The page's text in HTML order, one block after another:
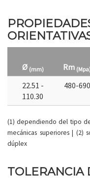
Ø (mm) Rm
22.51 -
110.30
480-690
(1) dependiendo del tipo
mecánicas superiores | (2)
dúplex
TOLERANCIA